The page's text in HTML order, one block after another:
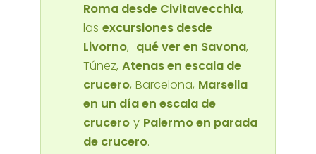
Roma desde Civitavecchia,
las excursiones desde
Livorno, qué ver en Savona,
Túnez, Atenas en escala de
crucero, Barcelona, Marsella
en un día en escala de
cruceroy Palermo en parada
de crucero.